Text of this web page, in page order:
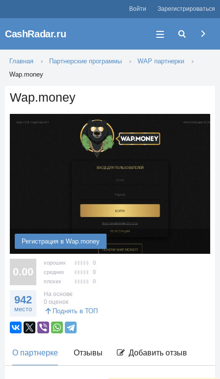
Войти Зарегистрироваться
CashRadar.ru
Главная Партнерские программы
WAP партнерки
Wap.money
Wap.money
Регистрация в Wap.money
0.00
хороших
0
средних
0
плохих
0
942
место
На основе
0 оценок
Поднять в ТОП
О партнерке Отзывы Добавить отзыв